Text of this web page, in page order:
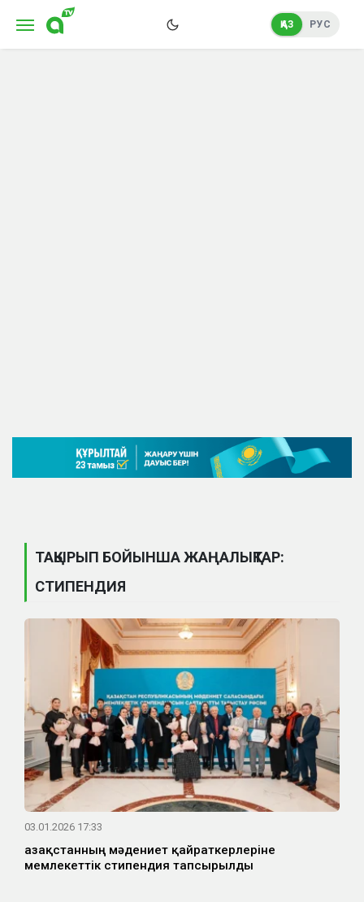
ҚАЗ РУС
ТАҚЫРЫП БОЙЫНША ЖАҢАЛЫҚТАР:
СТИПЕНДИЯ
03.01.2026 17:33
Қазақстанның мәдениет қайраткерлеріне
мемлекеттік стипендия тапсырылды